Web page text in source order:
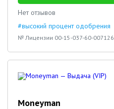
Нет отзывов
#высокий процент одобрения
№ Лицензии 00-15-037-60-007126
Moneyman